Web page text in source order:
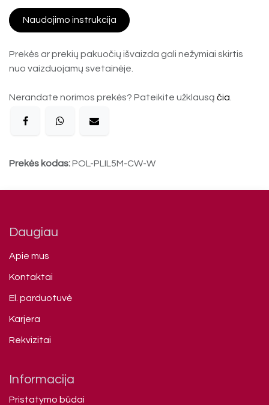
Naudojimo instrukcija
Prekės ar prekių pakuočių išvaizda gali nežymiai skirtis
nuo vaizduojamų svetainėje.
Nerandate norimos prekės? Pateikite užklausą čia
Prekės kodas:POL-PLIL5M-CW-W
Daugiau
Apie mus
Kontaktai
El. parduotuvė
Karjera
Rekvizitai
Informacija
Pristatymo būdai